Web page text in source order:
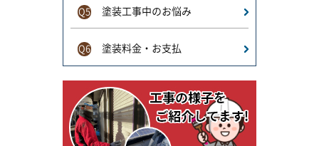
Q5 塗装工事中のお悩み
Q6 塗装料金・お支払